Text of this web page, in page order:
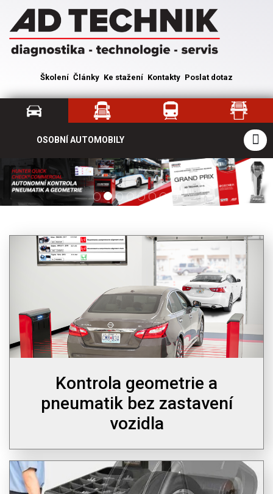
Školení Články Ke stažení Kontakty Poslat dotaz
OSOBNÍ AUTOMOBILY
Kontrola geometrie a
pneumatik bez zastavení
vozidla